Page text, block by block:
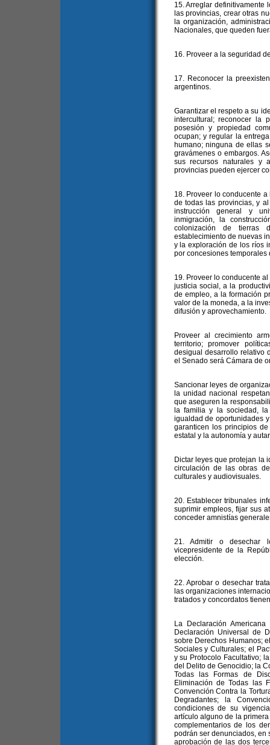
15. Arreglar
las provincias, crear otras
la organización,
Nacionales, que queden
16. Proveer a la seguridad
17. Reconocer la
argentinos.
Garantizar el respeto a su
intercultural; reconocer la
posesión y propiedad
ocupan; y regular la
humano; ninguna de ellas
gravámenes o embargos.
sus recursos naturales y
provincias pueden ejercer
18. Proveer lo conducente
de todas las provincias, y
instrucción general y
inmigración, la
colonización de tierras
establecimiento de nuevas
y la exploración de los ríos
por concesiones
19. Proveer lo conducente
justicia social, a la
de empleo, a la formación
valor de la moneda, a la
difusión y aprovechamiento.
Proveer al crecimiento
territorio; promover
desigual desarrollo relativo
el Senado será Cámara de
Sancionar leyes de
la unidad nacional
que aseguren la
la familia y la sociedad,
igualdad de oportunidades
garanticen los principios
estatal y la autonomía y
Dictar leyes que protejan la
circulación de las obras
culturales y audiovisuales.
20. Establecer tribunales
suprimir empleos, fijar sus
conceder amnistías
21. Admitir o desechar
vicepresidente de la
elección.
22. Aprobar o desechar
las organizaciones
tratados y concordatos
La Declaración
Declaración Universal de
sobre Derechos Humanos;
Sociales y Culturales; el
y su Protocolo Facultativo;
del Delito de Genocidio; la
Todas las Formas de
Eliminación de Todas las
Convención Contra la
Degradantes; la
condiciones de su
artículo alguno de la
complementarios de los
podrán ser denunciados, en
aprobación de las dos